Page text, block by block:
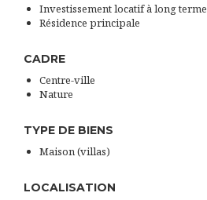
Investissement locatif à long terme
Résidence principale
CADRE
Centre-ville
Nature
TYPE DE BIENS
Maison (villas)
LOCALISATION